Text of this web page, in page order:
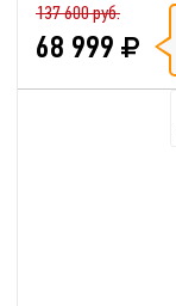
137 600 руб.
68 999